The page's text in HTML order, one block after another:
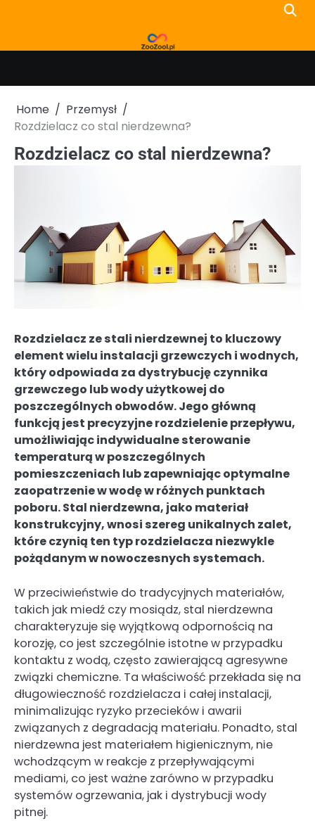
Home
Przemysł
Rozdzielacz co stal nierdzewna?
Rozdzielacz co stal nierdzewna?
Rozdzielacz ze stali nierdzewnej to kluczowy
element wielu instalacji grzewczych i wodnych,
który odpowiada za dystrybucję czynnika
grzewczego lub wody użytkowej do
poszczególnych obwodów. Jego główną
funkcją jest precyzyjne rozdzielenie przepływu,
umożliwiając indywidualne sterowanie
temperaturą w poszczególnych
pomieszczeniach lub zapewniając optymalne
zaopatrzenie w wodę w różnych punktach
poboru. Stal nierdzewna, jako materiał
konstrukcyjny, wnosi szereg unikalnych zalet,
które czynią ten typ rozdzielacza niezwykle
pożądanym w nowoczesnych systemach.
W przeciwieństwie do tradycyjnych materiałów,
takich jak miedź czy mosiądz, stal nierdzewna
charakteryzuje się wyjątkową odpornością na
korozję, co jest szczególnie istotne w przypadku
kontaktu z wodą, często zawierającą agresywne
związki chemiczne. Ta właściwość przekłada się na
długowieczność rozdzielacza i całej instalacji,
minimalizując ryzyko przecieków i awarii
związanych z degradacją materiału. Ponadto, stal
nierdzewna jest materiałem higienicznym, nie
wchodzącym w reakcje z przepływającymi
mediami, co jest ważne zarówno w przypadku
systemów ogrzewania, jak i dystrybucji wody
pitnej.